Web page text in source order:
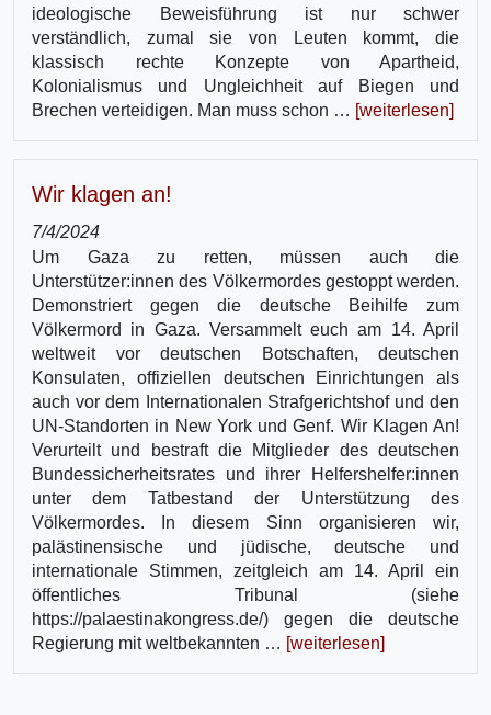
ideologische Beweisführung ist nur schwer
verständlich, zumal sie von Leuten kommt, die
klassisch rechte Konzepte von Apartheid,
Kolonialismus und Ungleichheit auf Biegen und
Brechen verteidigen. Man muss schon … [weiterlesen]
Wir klagen an!
7/4/2024
Um Gaza zu retten, müssen auch die
Unterstützer:innen des Völkermordes gestoppt werden.
Demonstriert gegen die deutsche Beihilfe zum
Völkermord in Gaza. Versammelt euch am 14. April
weltweit vor deutschen Botschaften, deutschen
Konsulaten, offiziellen deutschen Einrichtungen als
auch vor dem Internationalen Strafgerichtshof und den
UN-Standorten in New York und Genf. Wir Klagen An!
Verurteilt und bestraft die Mitglieder des deutschen
Bundessicherheitsrates und ihrer Helfershelfer:innen
unter dem Tatbestand der Unterstützung des
Völkermordes. In diesem Sinn organisieren wir,
palästinensische und jüdische, deutsche und
internationale Stimmen, zeitgleich am 14. April ein
öffentliches Tribunal (siehe
https://palaestinakongress.de/) gegen die deutsche
Regierung mit weltbekannten … [weiterlesen]